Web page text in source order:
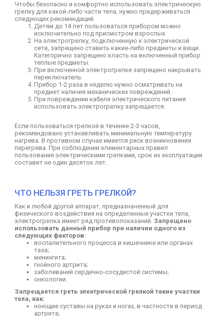
Чтобы безопасно и комфортно использовать электрическую
грелку для какой-либо части тела, нужно придерживаться
следующих рекомендаций:
Детям до 14 лет пользоваться прибором можно
исключительно под присмотром взрослых.
На электрогрелку, подключенную к электрической
сети, запрещено ставить какие-либо предметы и вещи.
Категорично запрещено класть на включенный прибор
теплые предметы.
При включенной электрогрелке запрещено накрывать
переключатель.
Прибор 1-2 раза в неделю нужно осматривать на
предмет наличия механических повреждений.
При повреждении кабеля электрического питания
использовать электрогрелку запрещается.
Если пользоваться грелкой в течение 2-3 часов,
рекомендовано устанавливать минимальную температуру
нагрева. В противном случае имеется риск возникновения
перегрева. При соблюдении элементарных правил
пользования электрическими грелками, срок их эксплуатации
составит не один десяток лет.
ЧТО НЕЛЬЗЯ ГРЕТЬ ГРЕЛКОЙ?
Как и любой другой аппарат, предназначенный для
физического воздействия на определенные участки тела,
электрогрелка имеет ряд противопоказаний. Запрещено
использовать данный прибор при наличии одного из
следующих факторов:
воспалительного процесса в кишечнике или органах
таза;
менингита;
гнойного артрита;
заболеваний сердечно-сосудистой системы;
онкологии.
Запрещается греть электрической грелкой такие участки
тела, как:
ноющие суставы на руках и ногах, в частности в период
артрита;